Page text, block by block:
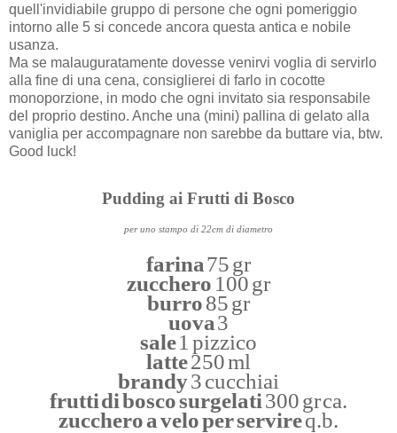
quell'invidiabile gruppo di persone che ogni pomeriggio
intorno alle 5 si concede ancora questa antica e nobile
usanza.
Ma se malauguratamente dovesse venirvi voglia di servirlo
alla fine di una cena, consiglierei di farlo in cocotte
monoporzione, in modo che ogni invitato sia responsabile
del proprio destino. Anche una (mini) pallina di gelato alla
vaniglia per accompagnare non sarebbe da buttare via, btw.
Good luck!
Pudding ai Frutti di Bosco
per uno stampo di 22cm di diametro
farina75 gr
zucchero 100 gr
burro85 gr
uova3
sale1 pizzico
latte250 ml
brandy3 cucchiai
frutti di bosco surgelati300 gr ca.
zucchero a velo per servireq.b.